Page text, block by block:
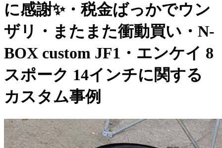
に感謝✨・税金ばっかでウン
ザリ・またまた衝動買い・N-
BOX custom JF1・エンケイ 8
スポーク 14インチに関する
カスタム事例